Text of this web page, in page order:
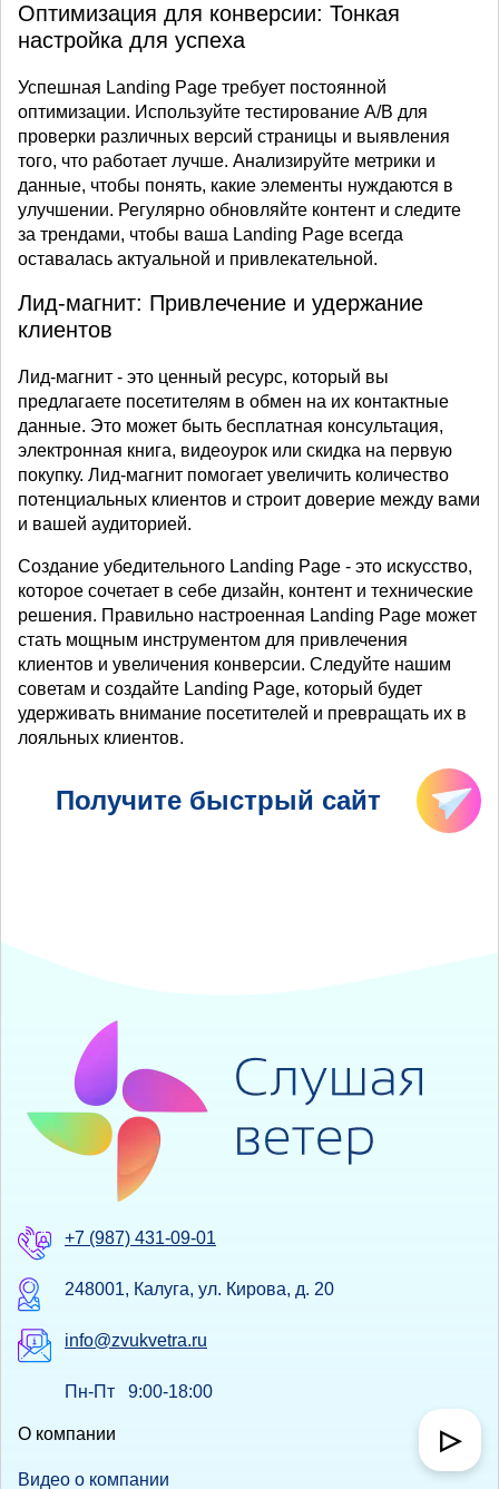
Оптимизация для конверсии: Тонкая
настройка для успеха
Успешная Landing Page требует постоянной
оптимизации. Используйте тестирование A/B для
проверки различных версий страницы и выявления
того, что работает лучше. Анализируйте метрики и
данные, чтобы понять, какие элементы нуждаются в
улучшении. Регулярно обновляйте контент и следите
за трендами, чтобы ваша Landing Page всегда
оставалась актуальной и привлекательной.
Лид-магнит: Привлечение и удержание
клиентов
Лид-магнит - это ценный ресурс, который вы
предлагаете посетителям в обмен на их контактные
данные. Это может быть бесплатная консультация,
электронная книга, видеоурок или скидка на первую
покупку. Лид-магнит помогает увеличить количество
потенциальных клиентов и строит доверие между вами
и вашей аудиторией.
Создание убедительного Landing Page - это искусство,
которое сочетает в себе дизайн, контент и технические
решения. Правильно настроенная Landing Page может
стать мощным инструментом для привлечения
клиентов и увеличения конверсии. Следуйте нашим
советам и создайте Landing Page, который будет
удерживать внимание посетителей и превращать их в
лояльных клиентов.
Получите быстрый сайт
+7 (987) 431-09-01
248001, Калуга, ул. Кирова, д. 20
info@zvukvetra.ru
Пн-Пт 9:00-18:00
О компании
Видео о компании
▷